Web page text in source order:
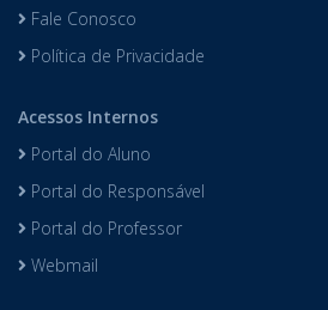
Fale Conosco
Política de Privacidade
Acessos Internos
Portal do Aluno
Portal do Responsável
Portal do Professor
Webmail